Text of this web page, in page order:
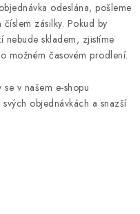
odeslána, pošleme
zásilky. Pokud by
nebude skladem, zjistíme
možném časovém prodlení.
v našem e-shopu
objednávkách a snazší